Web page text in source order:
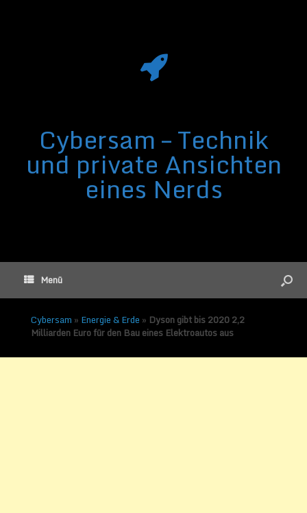
Cybersam – Technik
und private Ansichten
eines Nerds
Menü
Cybersam » Energie & Erde » Dyson gibt bis 2020 2,2
Milliarden Euro für den Bau eines Elektroautos aus